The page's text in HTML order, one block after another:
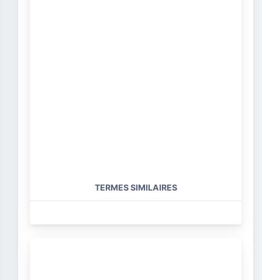
TERMES SIMILAIRES